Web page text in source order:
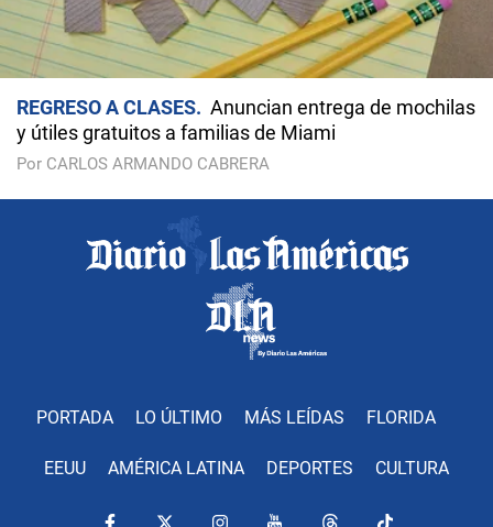
REGRESO A CLASES
Anuncian entrega de mochilas
y útiles gratuitos a familias de Miami
Por CARLOS ARMANDO CABRERA
PORTADA LO ÚLTIMO MÁS LEÍDAS FLORIDA
EEUU AMÉRICA LATINA DEPORTES CULTURA